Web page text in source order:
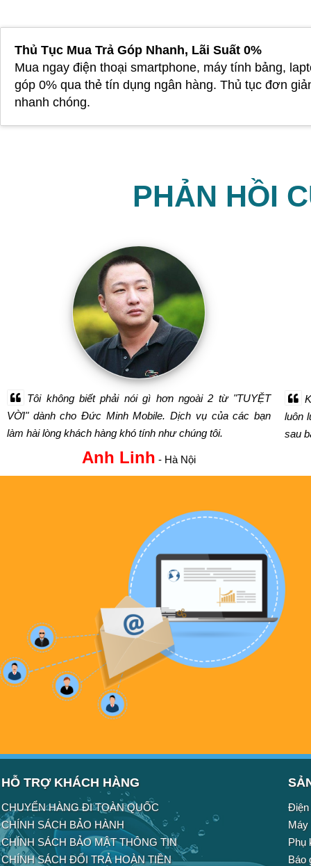
Thủ Tục Mua Trả Góp Nhanh, Lãi Suất 0%
Mua ngay điện thoại smartphone, máy tính bảng,
góp 0% qua thẻ tín dụng ngân hàng. Thủ tục đơn
nhanh chóng.
PHẢN HỒI
Tôi không biết phải nói gì hơn ngoài 2 từ "TUYỆT
VỜI" dành cho Đức Minh Mobile. Dịch vụ của các bạn
làm hài lòng khách hàng khó tính như chúng tôi.
Anh Linh - Hà Nội
luôn
sau
HỖ TRỢ KHÁCH HÀNG
CHUYỂN HÀNG ĐI TOÀN QUỐC
CHÍNH SÁCH BẢO HÀNH
CHÍNH SÁCH BẢO MẬT THÔNG TIN
CHÍNH SÁCH ĐỔI TRẢ HOÀN TIỀN
Điện
Máy
Phụ
Báo